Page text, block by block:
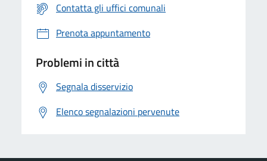
Contatta gli uffici comunali
Prenota appuntamento
Problemi in città
Segnala disservizio
Elenco segnalazioni pervenute